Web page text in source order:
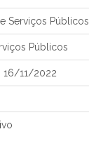
Serviços Públicos
Públicos
16/11/2022